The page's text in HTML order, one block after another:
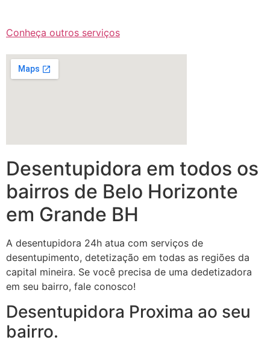
Conheça outros serviços
Desentupidora em todos os
bairros de Belo Horizonte
em Grande BH
A desentupidora 24h atua com serviços de
desentupimento, detetização em todas as regiões da
capital mineira. Se você precisa de uma dedetizadora
em seu bairro, fale conosco!
Desentupidora Proxima ao seu
bairro.